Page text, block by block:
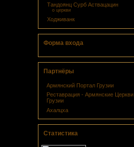
Тандоянц Сурб Аствацацин
о церкви
Ходживанк
Форма входа
Партнёры
Армянский Портал Грузии
Реcтаврация - Армянские Церкви
Грузии
Ахалцха
Статистика